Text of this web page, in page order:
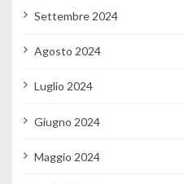
Settembre 2024
Agosto 2024
Luglio 2024
Giugno 2024
Maggio 2024